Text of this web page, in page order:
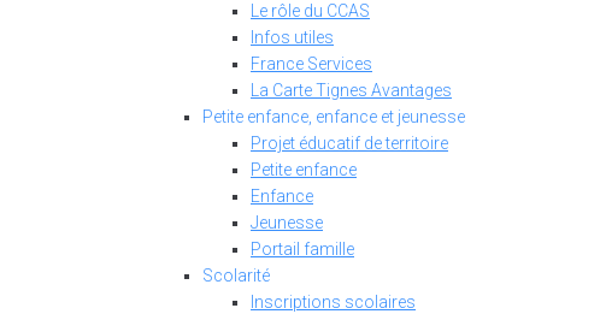
Le rôle du CCAS
Infos utiles
France Services
La Carte Tignes Avantages
Petite enfance, enfance et jeunesse
Projet éducatif de territoire
Petite enfance
Enfance
Jeunesse
Portail famille
Scolarité
Inscriptions scolaires